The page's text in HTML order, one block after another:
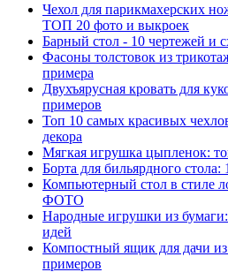
Чехол для парикмахерских
ТОП 20 фото и выкроек
Барный стол - 10 чертежей и
Фасоны толстовок из
примера
Двухъярусная кровать для
примеров
Топ 10 самых красивых
декора
Мягкая игрушка цыпленок:
Борта для бильярдного стола:
Компьютерный стол в стиле
ФОТО
Народные игрушки из
идей
Компостный ящик для дачи
примеров